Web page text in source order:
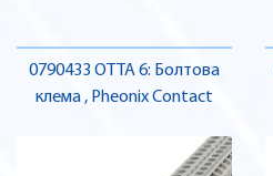
0790433 OTTA 6: Болтова
клема , Pheonix Contact